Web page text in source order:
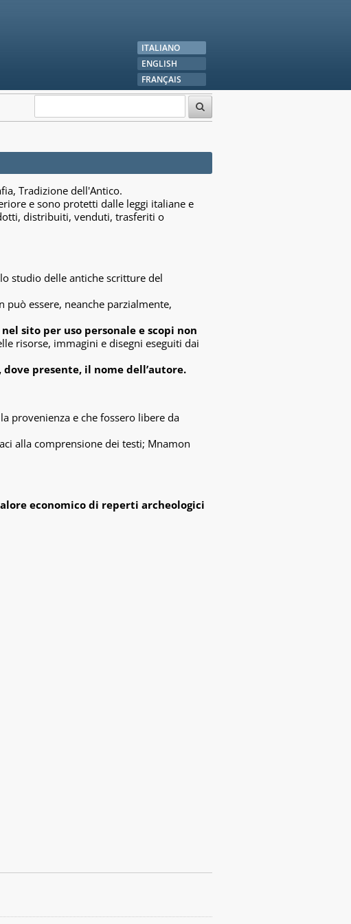
ITALIANO
ENGLISH
FRANÇAIS
Tradizione dell'Antico.
e sono protetti dalle leggi italiane e
distribuiti, venduti, trasferiti o
studio delle antiche scritture del
essere, neanche parzialmente,
sito per uso personale e scopi non
risorse, immagini e disegni eseguiti dai
presente, il nome dell’autore.
provenienza e che fossero libere da
alla comprensione dei testi; Mnamon
economico di reperti archeologici